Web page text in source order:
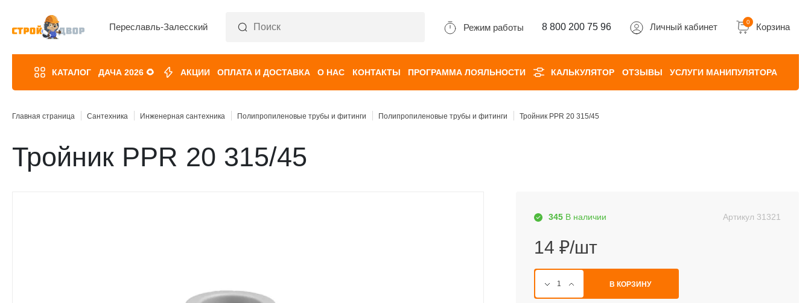
Переславль-Залесский Режим работы 8 800 200 75 96 Личный кабинет 0 Корзина
КАТАЛОГ ДАЧА 2026 🌻 АКЦИИ ОПЛАТА И ДОСТАВКА О НАС КОНТАКТЫ ПРОГРАММА ЛОЯЛЬНОСТИ КАЛЬКУЛЯТОР ОТЗЫВЫ УСЛУГИ МАНИПУЛЯТОРА
Главная страница Сантехника Инженерная сантехника Полипропиленовые трубы и фитинги Полипропиленовые трубы и фитинги Тройник PPR 20 315/45
Тройник PPR 20 315/45
345 В наличии Артикул 31321
14 ₽/шт
В КОРЗИНУ